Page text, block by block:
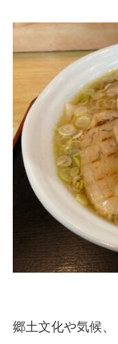
郷土文化や気候、